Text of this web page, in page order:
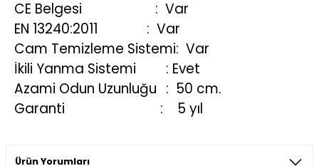
CE Belgesi
: Var
EN 13240:2011
: Var
Cam Temizleme Sistemi: Var
İkili Yanma Sistemi
: Evet
Azami Odun Uzunluğu : 50 cm.
Garanti
: 5 yıl
Ürün Yorumları